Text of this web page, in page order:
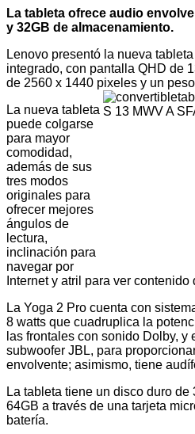
La tableta ofrece audio
y 32GB de almacenamiento.
Lenovo presentó la nueva
integrado, con pantalla QHD de
de 2560 x 1440 pixeles y un
La nueva tableta
puede colgarse
para mayor
comodidad,
además de sus
tres modos
originales para
ofrecer mejores
ángulos de
lectura,
inclinación para
navegar por
Internet y atril para ver contenido
La Yoga 2 Pro cuenta con
8 watts que cuadruplica la
las frontales con sonido Dolby, y
subwoofer JBL, para
envolvente; asimismo, tiene
La tableta tiene un disco duro
64GB a través de una tarjeta
batería.